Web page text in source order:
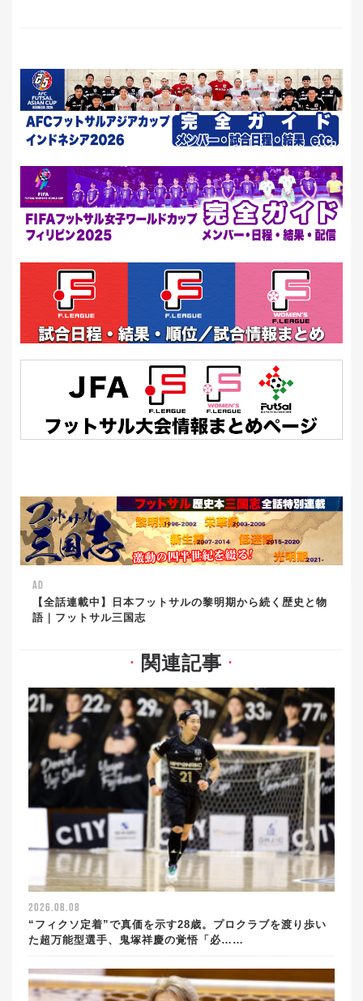
AD
【全話連載中】日本フットサルの黎明期から続く歴史と物
語｜フットサル三国志
▼ 関連記事 ▼
2026.08.08
“フィクソ定着”で真価を示す28歳。プロクラブを渡り歩い
た超万能型選手、鬼塚祥慶の覚悟「必……